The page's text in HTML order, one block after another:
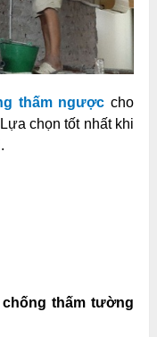
thấm ngược cho
chọn tốt nhất khi
chống thấm tường